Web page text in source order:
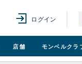
ログイン
店舗 モンベルクラ